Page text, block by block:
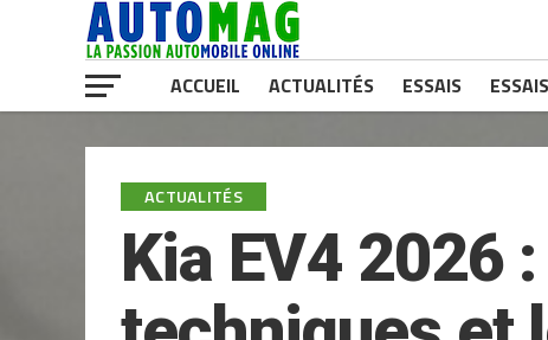
ACCUEIL ACTUALITÉS ESSAIS
ACTUALITÉS
Kia EV4 2026